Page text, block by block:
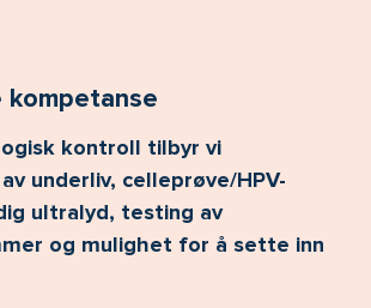
kompetanse
kontroll tilbyr vi
underliv, celleprøve/HPV-
ultralyd, testing av
og mulighet for å sette inn